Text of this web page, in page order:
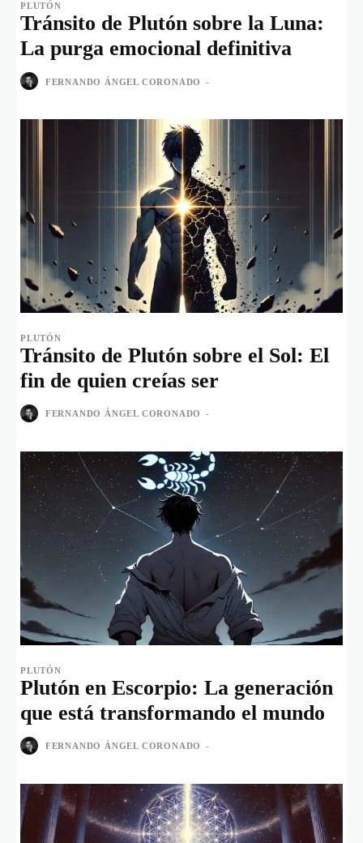
PLUTÓN
Tránsito de Plutón sobre la Luna:
La purga emocional definitiva
FERNANDO ÁNGEL CORONADO -
PLUTÓN
Tránsito de Plutón sobre el Sol: El
fin de quien creías ser
FERNANDO ÁNGEL CORONADO -
PLUTÓN
Plutón en Escorpio: La generación
que está transformando el mundo
FERNANDO ÁNGEL CORONADO -